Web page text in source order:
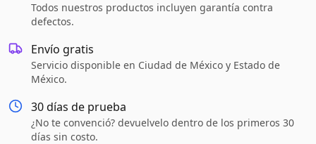
Todos nuestros productos incluyen garantía contra
defectos.
Envío gratis
Servicio disponible en Ciudad de México y Estado de
México.
30 días de prueba
¿No te convenció? devuelvelo dentro de los primeros 30
días sin costo.